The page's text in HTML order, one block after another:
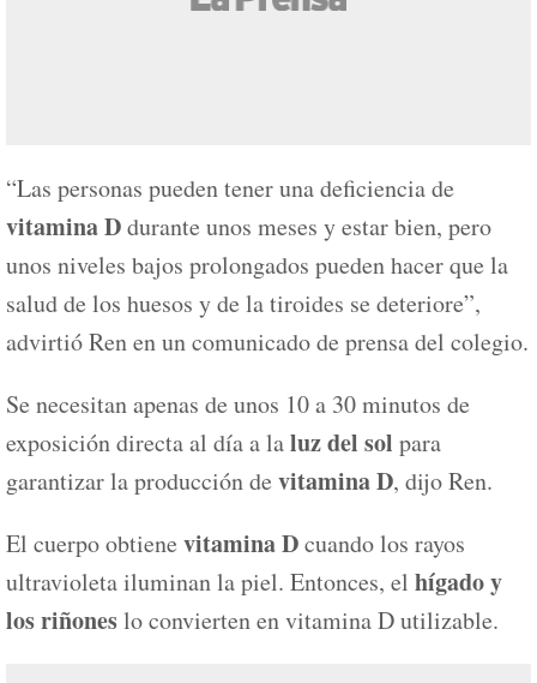
“Las personas pueden tener una deficiencia de
vitamina Ddurante unos meses y estar bien, pero
unos niveles bajos prolongados pueden hacer que la
salud de los huesos y de la tiroides se deteriore”,
advirtió Ren en un comunicado de prensa del colegio.
Se necesitan apenas de unos 10 a 30 minutos de
exposición directa al día a laluz del sol para
garantizar la producción de vitamina D, dijo Ren.
El cuerpo obtiene vitamina Dcuando los rayos
ultravioleta iluminan la piel. Entonces, el hígado y
los riñoneslo convierten en vitamina D utilizable.